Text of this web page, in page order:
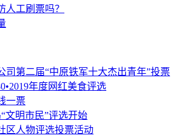
人工刷票吗？
司第二届“中原铁军十大杰出青年”投票
年度网红美食评选
一票
文明市民”评选开始
区人物评选投票活动